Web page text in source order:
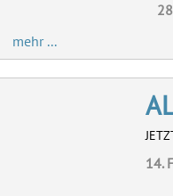
mehr ...
14.